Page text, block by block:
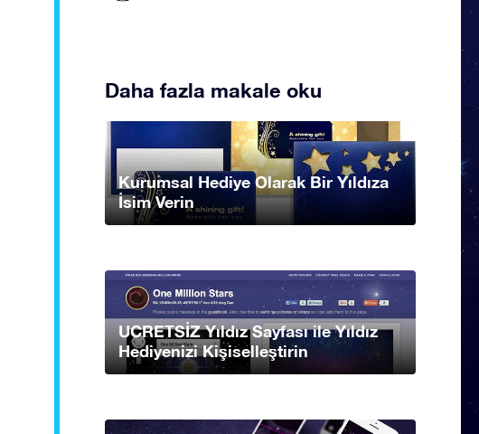
Daha fazla makale oku
Kurumsal Hediye Olarak Bir Yıldıza
İsim Verin
UCRETSİZ Yıldız Sayfası ile Yıldız
Hediyenizi Kişiselleştirin